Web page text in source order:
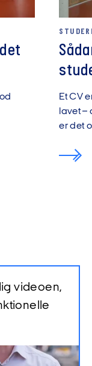
Et CV
lavet –
er det
videoen,